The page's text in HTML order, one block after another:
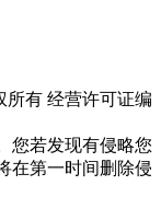
所有 经营许可证编
您若发现有侵略您
在第一时间删除侵